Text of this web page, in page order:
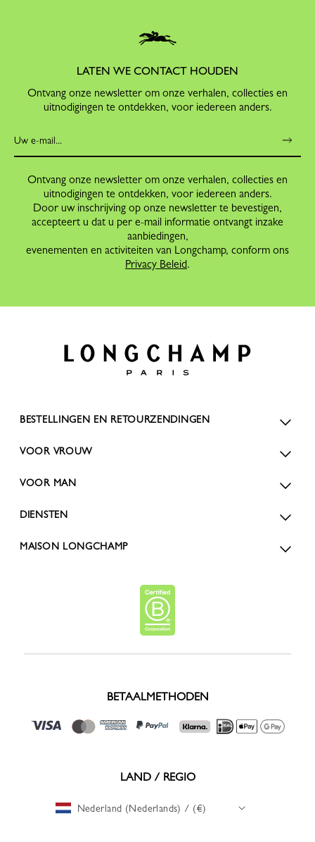
LATEN WE CONTACT HOUDEN
Ontvang onze newsletter om onze verhalen, collecties en
uitnodigingen te ontdekken, voor iedereen anders.
Ontvang onze newsletter om onze verhalen, collecties en
uitnodigingen te ontdekken, voor iedereen anders.
Door uw inschrijving op onze newsletter te bevestigen,
accepteert u dat u per e-mail informatie ontvangt inzake
aanbiedingen,
evenementen en activiteiten van Longchamp, conform ons
Privacy Beleid.
BESTELLINGEN EN RETOURZENDINGEN
VOOR VROUW
VOOR MAN
DIENSTEN
MAISON LONGCHAMP
BETAALMETHODEN
LAND / REGIO
Nederland (Nederlands) / (€)